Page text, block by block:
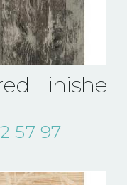
Finishes
57 97